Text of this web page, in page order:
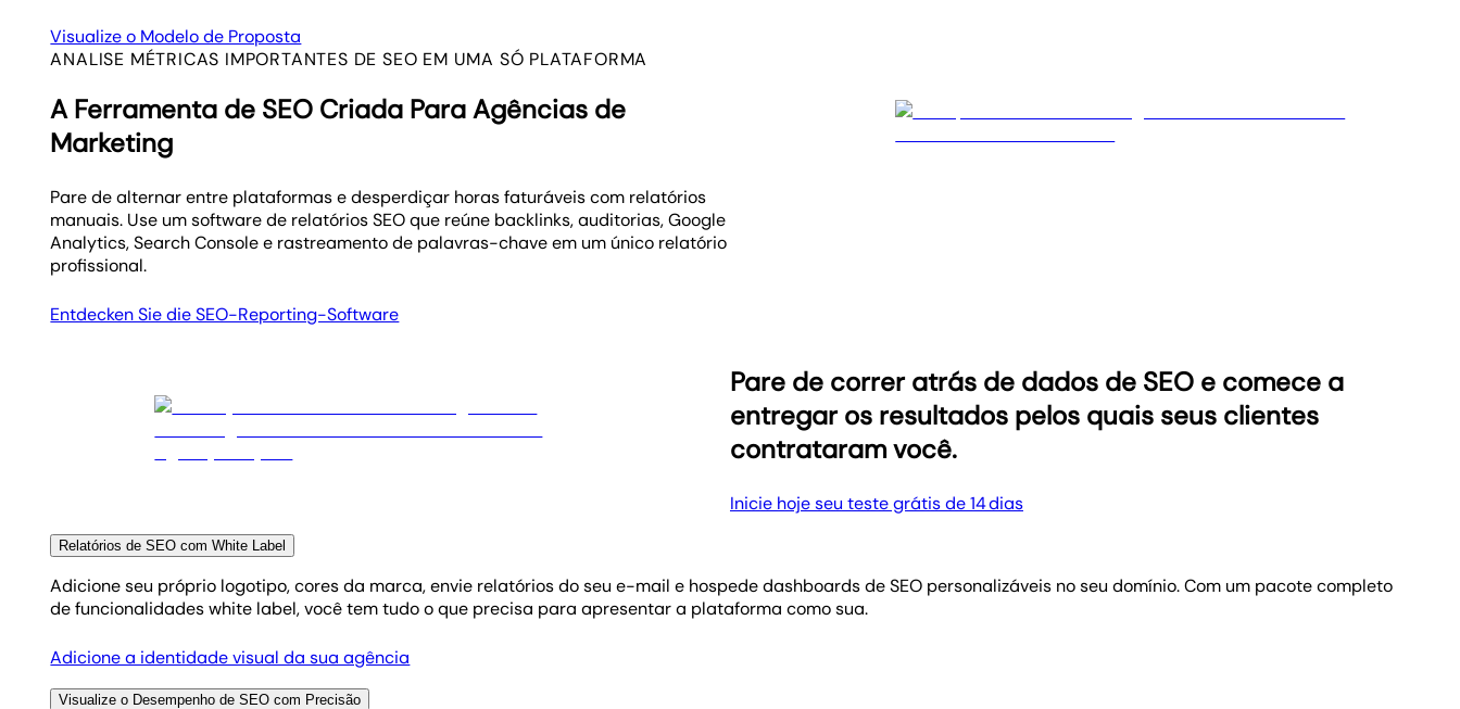
Visualize o Modelo de Proposta
ANALISE MÉTRICAS IMPORTANTES DE SEO EM UMA SÓ PLATAFORMA
A Ferramenta de SEO Criada Para Agências de
Marketing
Pare de alternar entre plataformas e desperdiçar horas faturáveis com relatórios
manuais. Use um software de relatórios SEO que reúne backlinks, auditorias, Google
Analytics, Search Console e rastreamento de palavras-chave em um único relatório
profissional.
Entdecken Sie die SEO-Reporting-Software
Pare de correr atrás de dados de SEO e comece a
entregar os resultados pelos quais seus clientes
contrataram você.
Inicie hoje seu teste grátis de 14 dias
Relatórios de SEO com White Label
Adicione seu próprio logotipo, cores da marca, envie relatórios do seu e-mail e hospede dashboards de SEO personalizáveis no seu domínio. Com um pacote completo
de funcionalidades white label, você tem tudo o que precisa para apresentar a plataforma como sua.
Adicione a identidade visual da sua agência
Visualize o Desempenho de SEO com Precisão